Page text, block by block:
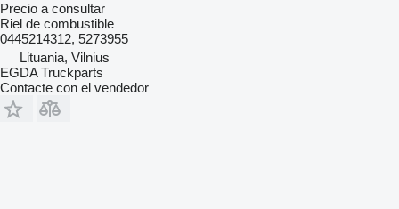
Ціна і якість приємно здивують Вас. Будемо раді
довгостроковій співпраці.
На нашій розборці Ви зможете знайти все, що необхідно
для Вашого вантажного автомобіля:
Precio a consultar
Riel de combustible
0445214312, 5273955
Lituania, Vilnius
EGDA Truckparts
Contacte con el vendedor